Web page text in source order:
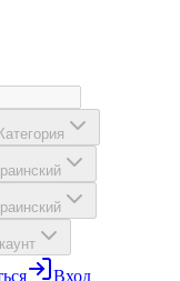
Категория
Вход